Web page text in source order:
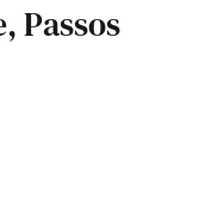
Passos